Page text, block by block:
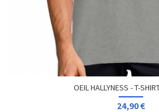
OEIL HALLYNESS - T-
24,90 €